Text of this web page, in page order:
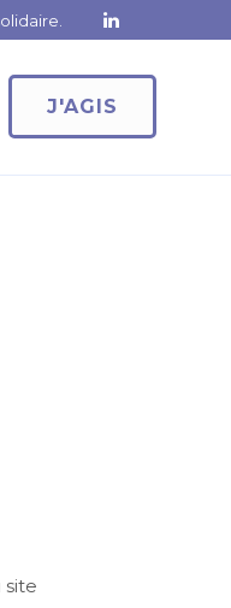
J'AGIS
site